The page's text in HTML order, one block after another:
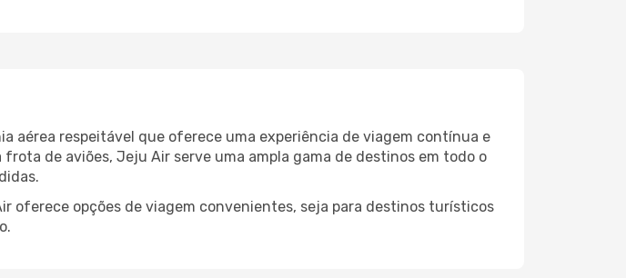
aérea respeitável que oferece uma experiência de viagem contínua e
de aviões, Jeju Air serve uma ampla gama de destinos em todo o
oferece opções de viagem convenientes, seja para destinos turísticos